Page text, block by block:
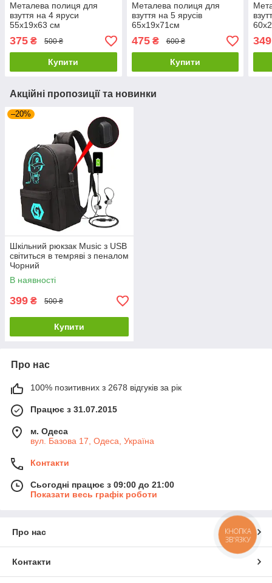
Металева полиця для
взуття на 4 яруси
55х19х63 см
375 ₴ 500 ₴
Купити
Металева полиця для
взуття на 5 ярусів
65х19х71см
475₴ 600 ₴
Купити
349
Акційні пропозиції та новинки
–20%
Шкільний рюкзак Music з USB
світиться в темряві з пеналом
Чорний
В наявності
399 ₴ 500 ₴
Купити
Про нас
100% позитивних з 2678 відгуків за рік
Працює з 31.07.2015
м. Одеса
вул. Базова 17, Одеса, Україна
Контакти
Сьогодні працює з 09:00 до 21:00
Показати весь графік роботи
Про нас
Контакти
КНОПКА
ЗВ'ЯЗКУ